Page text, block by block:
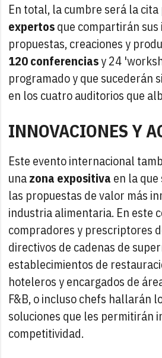
En total, la cumbre será la cita
expertosque compartirán sus
propuestas, creaciones y
120 conferenciasy 24
programado y que sucederán
en los cuatro auditorios que
INNOVACIONES Y
Este evento internacional
unazona expositiva en la
las propuestas de valor más
industria alimentaria. En este
compradores y prescriptores
directivos de cadenas de
establecimientos de
hoteleros y encargados de
F&B, o incluso chefs hallarán
soluciones que les permitirán
competitividad.